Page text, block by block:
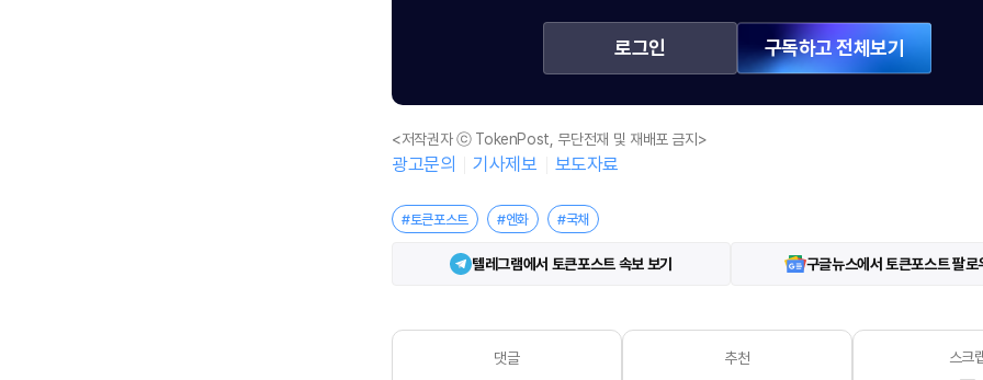
로그인 구독하고 전체보기
<저작권자 ⓒ TokenPost, 무단전재 및 재배포 금지>
광고문의 기사제보 보도자료
#토큰포스트 #엔화 #국채
텔레그램에서 토큰포스트 속보 보기 구글뉴스에서 토큰포스트 팔로
댓글
추천
스크